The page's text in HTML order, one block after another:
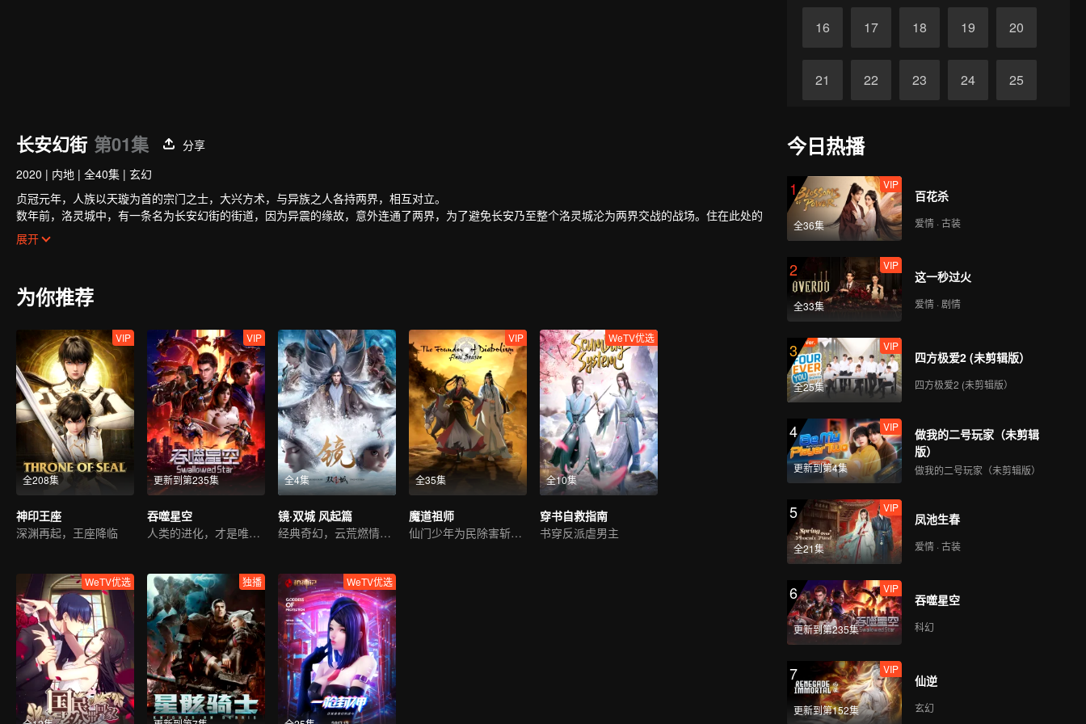
16 17 18 19 20
21 22 23 24 25
27
长安幻街 第01集
分享
2020 | 内地 | 全40集 | 玄幻
贞冠元年，人族以天璇为首的宗门之士，大兴方术，与异族之人各持两界，相互对立。
数年前，洛灵城中，有一条名为长安幻街的街道，因为异震的缘故，意外连通了两界，为了避免长安乃至整个洛灵城沦为两界交战的战场。住在此处的
异人，一边同时做着两界的生意，一边小心翼翼的维护着此处连通两界的秘密。
人族少年顾少宁，在一次误打误撞之下，来到了长安幻街，并且结识了生活在这条街上异族之人。同时，少年原本平凡的命运，也因为发现了这条长安
命运之轮一旦开启，便只能推撵着少年不断的成长向前，却也因此，将他一步一步的卷入了宗门与异族争斗的旋涡之中.....
展开
为你推荐
全208集
VIP
神印王座
深渊再起，王座降临
更新到第235集
VIP
吞噬星空
人类的进化，才是唯一答案
全4集
镜·双城 风起篇
经典奇幻，云荒燃情激荡
全35集
VIP
魔道祖师
仙门少年为民除害斩邪祟
全10集
WeTV优选
穿书自救指南
书穿反派虐男主
WeTV优选 独播 WeTV优选
今日热播
1
全36集
VIP
百花杀
爱情 · 古装
2
全33集
VIP
这一秒过火
爱情 · 剧情
3
全25集
VIP
四方极爱2 (未剪辑版）
四方极爱2 (未剪辑版）
4
更新到第4集
VIP
做我的二号玩家（未剪辑
版）
做我的二号玩家（未剪辑版）
5
全21集
VIP
凤池生春
爱情 · 古装
6
更新到第235集
VIP
吞噬星空
科幻
7
更新到第152集
VIP
仙逆
玄幻